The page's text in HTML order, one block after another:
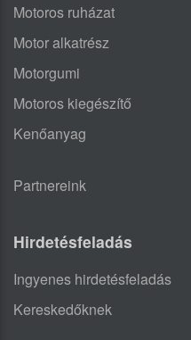
Motoros ruházat
Motor alkatrész
Motorgumi
Motoros kiegészítő
Kenőanyag
Partnereink
Hirdetésfeladás
Ingyenes hirdetésfeladás
Kereskedőknek